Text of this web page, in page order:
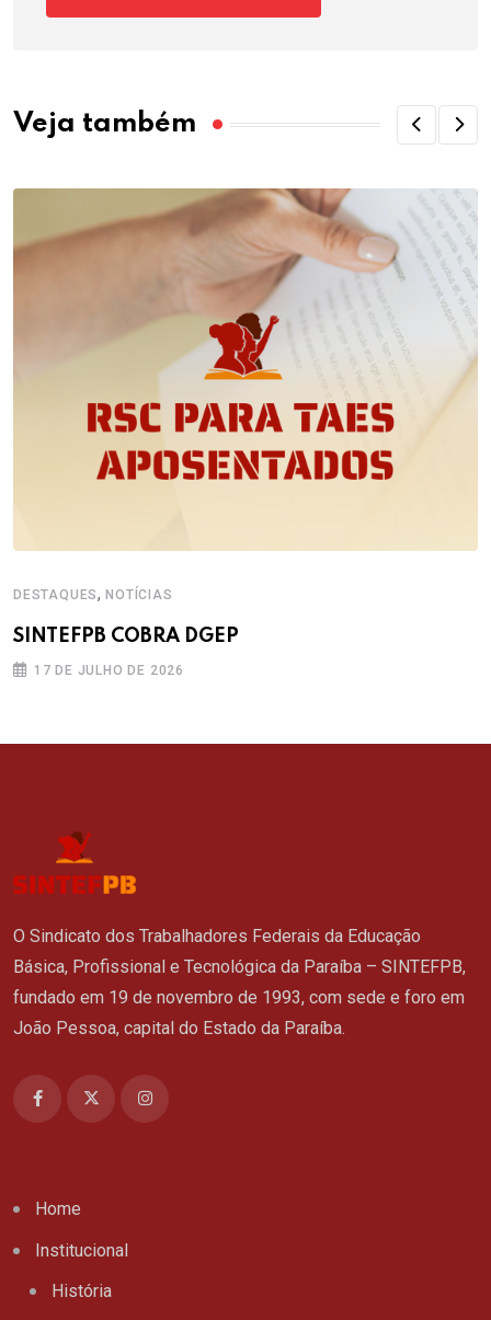
Veja também
DESTAQUES,NOTÍCIAS
SINTEFPB COBRA DGEP
17 DE JULHO DE 2026
O Sindicato dos Trabalhadores Federais da Educação
Básica, Profissional e Tecnológica da Paraíba – SINTEFPB,
fundado em 19 de novembro de 1993, com sede e foro em
João Pessoa, capital do Estado da Paraíba.
Home
Institucional
História